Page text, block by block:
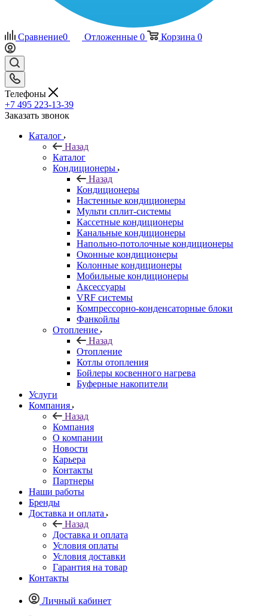
Сравнение0 Отложенные 0 Корзина 0
Телефоны
+7 495 223-13-39
Заказать звонок
Каталог
Назад
Каталог
Кондиционеры
Назад
Кондиционеры
Настенные кондиционеры
Мульти сплит-системы
Кассетные кондиционеры
Канальные кондиционеры
Напольно-потолочные кондиционеры
Оконные кондиционеры
Колонные кондиционеры
Мобильные кондиционеры
Аксессуары
VRF системы
Компрессорно-конденсаторные блоки
Фанкойлы
Отопление
Назад
Отопление
Котлы отопления
Бойлеры косвенного нагрева
Буферные накопители
Услуги
Компания
Назад
Компания
О компании
Новости
Карьера
Контакты
Партнеры
Наши работы
Бренды
Доставка и оплата
Назад
Доставка и оплата
Условия оплаты
Условия доставки
Гарантия на товар
Контакты
Личный кабинет